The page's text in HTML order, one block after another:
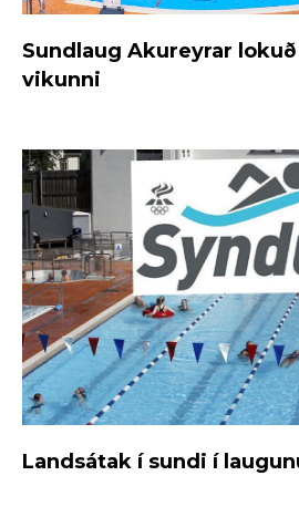
Sundlaug Akureyrar
vikunni
Landsátak í sundi í